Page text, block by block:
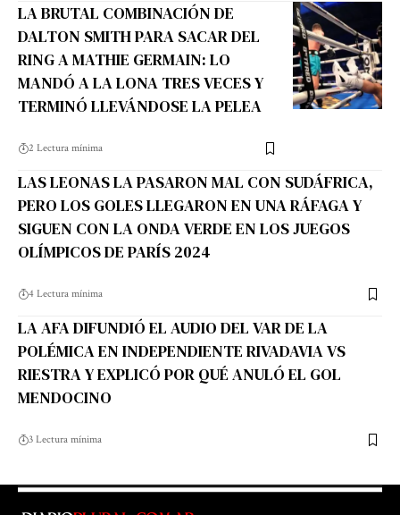
LA BRUTAL COMBINACIÓN DE
DALTON SMITH PARA SACAR DEL
RING A MATHIE GERMAIN: LO
MANDÓ A LA LONA TRES VECES Y
TERMINÓ LLEVÁNDOSE LA PELEA
2 Lectura mínima
LAS LEONAS LA PASARON MAL CON SUDÁFRICA,
PERO LOS GOLES LLEGARON EN UNA RÁFAGA Y
SIGUEN CON LA ONDA VERDE EN LOS JUEGOS
OLÍMPICOS DE PARÍS 2024
4 Lectura mínima
LA AFA DIFUNDIÓ EL AUDIO DEL VAR DE LA
POLÉMICA EN INDEPENDIENTE RIVADAVIA VS
RIESTRA Y EXPLICÓ POR QUÉ ANULÓ EL GOL
MENDOCINO
3 Lectura mínima